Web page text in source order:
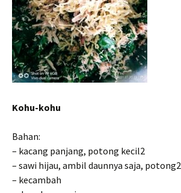
Kohu-kohu
Bahan:
– kacang panjang, potong kecil2
– sawi hijau, ambil daunnya saja, potong2
– kecambah